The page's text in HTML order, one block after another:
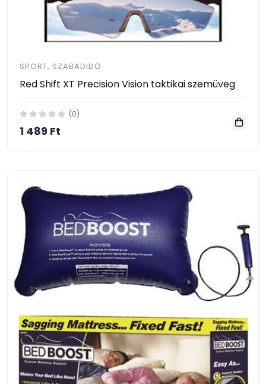
SPORT, SZABADIDŐ
Red Shift XT Precision Vision taktikai szemüveg
(0)
1 489 Ft